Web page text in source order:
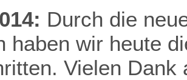
Durch die
haben wir heute
Vielen Dank